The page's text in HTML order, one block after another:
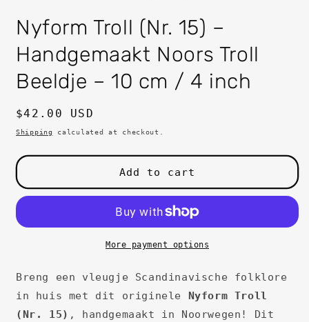
Nyform Troll (Nr. 15) –
Handgemaakt Noors Troll
Beeldje – 10 cm / 4 inch
Regular
price
$42.00 USD
Shipping calculated at checkout.
Add to cart
More payment options
Breng een vleugje Scandinavische folklore
in huis met dit originele
Nyform Troll
(Nr. 15) , handgemaakt in Noorwegen! Dit